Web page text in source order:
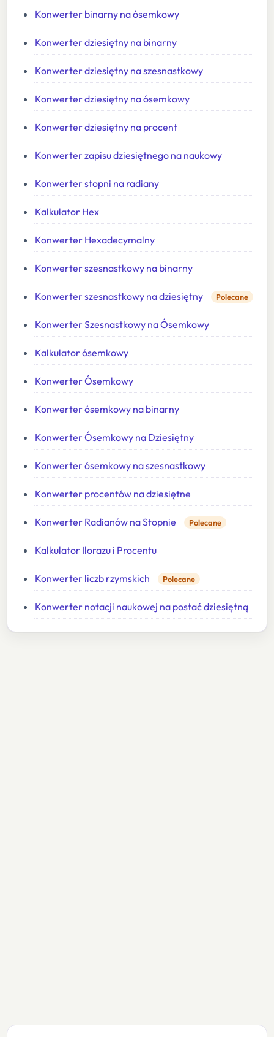
Konwerter binarny na ósemkowy
Konwerter dziesiętny na binarny
Konwerter dziesiętny na szesnastkowy
Konwerter dziesiętny na ósemkowy
Konwerter dziesiętny na procent
Konwerter zapisu dziesiętnego na naukowy
Konwerter stopni na radiany
Kalkulator Hex
Konwerter Hexadecymalny
Konwerter szesnastkowy na binarny
Konwerter szesnastkowy na dziesiętny Polecane
Konwerter Szesnastkowy na Ósemkowy
Kalkulator ósemkowy
Konwerter Ósemkowy
Konwerter ósemkowy na binarny
Konwerter Ósemkowy na Dziesiętny
Konwerter ósemkowy na szesnastkowy
Konwerter procentów na dziesiętne
Konwerter Radianów na Stopnie Polecane
Kalkulator Ilorazu i Procentu
Konwerter liczb rzymskich Polecane
Konwerter notacji naukowej na postać dziesiętną